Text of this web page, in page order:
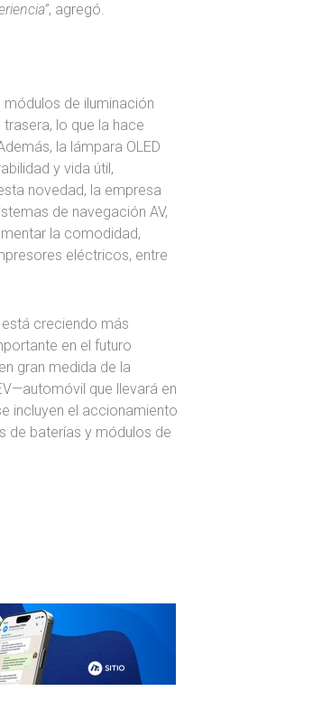
, agregó.
de iluminación
lo que la hace
la lámpara OLED
y vida útil,
novedad, la empresa
de navegación AV,
la comodidad,
eléctricos, entre
creciendo más
en el futuro
gran medida de la
que llevará en
incluyen el accionamiento
de baterías y módulos de